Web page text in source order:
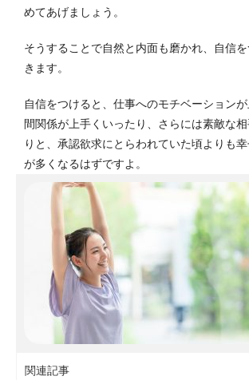
めてあげましょう。
そうすることで自然と内面も磨かれ、自信
きます。
自信をつけると、仕事へのモチベーション
間関係が上手くいったり、さらには素敵な
りと、承認欲求にとらわれていた頃よりも
が多くなるはずですよ。
関連記事